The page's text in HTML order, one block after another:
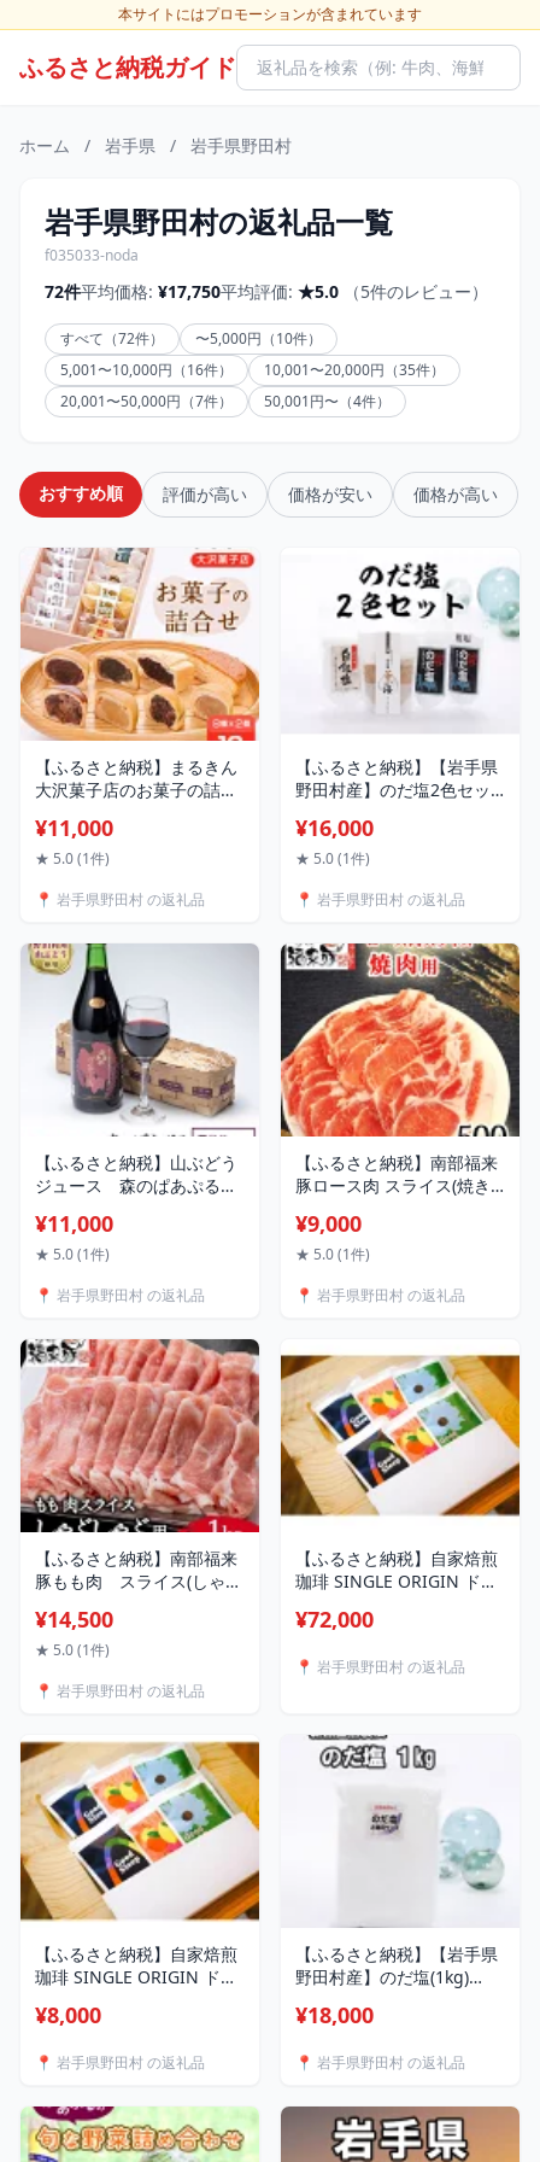
本サイトにはプロモーションが含まれています
ふるさと納税ガイド
ホーム / 岩手県 / 岩手県野田村
岩手県野田村の返礼品一覧
f035033-noda
72件平均価格: ¥17,750平均評価: ★5.0 （5件のレビュー）
すべて（72件）
〜5,000円（10件）
5,001〜10,000円（16件）
10,001〜20,000円（35件）
20,001〜50,000円（7件）
50,001円〜（4件）
おすすめ順 評価が高い 価格が安い 価格が高い
【ふるさと納税】まるきん
大沢菓子店のお菓子の詰合
域：離島】【1280692】
¥11,000
★ 5.0 (1件)
📍 岩手県野田村 の返礼品
【ふるさと納税】【岩手県
野田村産】のだ塩2色セッ
¥16,000
★ 5.0 (1件)
📍 岩手県野田村 の返礼品
【ふるさと納税】山ぶどう
ジュース 森のぱあぷる
¥11,000
★ 5.0 (1件)
📍 岩手県野田村 の返礼品
【ふるさと納税】南部福来
豚ロース肉 スライス(焼き
域：離島】【1660873】
¥9,000
★ 5.0 (1件)
📍 岩手県野田村 の返礼品
【ふるさと納税】南部福来
豚もも肉 スライス(しゃぶ
域：離島】【1500469】
¥14,500
★ 5.0 (1件)
📍 岩手県野田村 の返礼品
【ふるさと納税】自家焙煎
珈琲 SINGLE ORIGIN ドリ
【1526666】
¥72,000
📍 岩手県野田村 の返礼品
【ふるさと納税】自家焙煎
珈琲 SINGLE ORIGIN ドリ
【1526649】
¥8,000
📍 岩手県野田村 の返礼品
【ふるさと納税】【岩手県
野田村産】のだ塩(1kg)
¥18,000
📍 岩手県野田村 の返礼品